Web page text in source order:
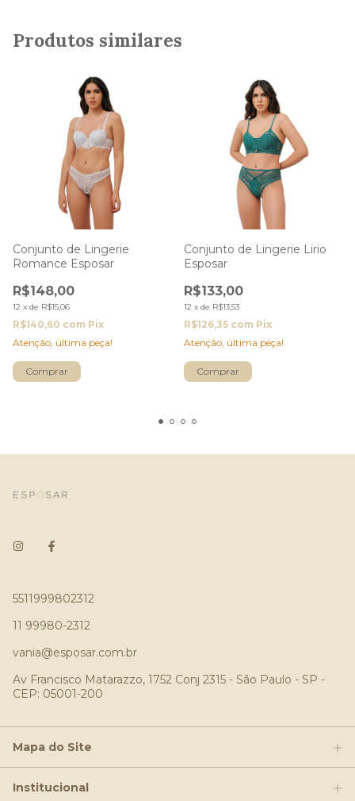
Produtos similares
Conjunto de Lingerie
Romance Esposar
R$148,00
12 x de R$15,06
R$140,60 com Pix
Atenção, última peça!
Comprar
Conjunto de Lingerie Lirio
Esposar
R$133,00
12 x de R$13,53
R$126,35 com Pix
Atenção, última peça!
Comprar
5511999802312
11 99980-2312
vania@esposar.com.br
Av Francisco Matarazzo, 1752 Conj 2315 - São Paulo - SP -
CEP: 05001-200
Mapa do Site
Institucional